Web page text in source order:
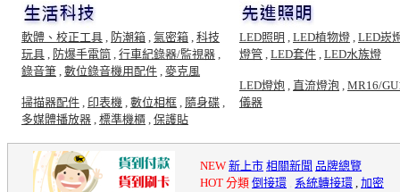
軟體、校正工具 , 防潮箱 , 氣密箱 , 科技
玩具 , 防爆手電筒 , 行車紀錄器/監視器 ,
錄音筆 , 數位錄音機用配件 , 麥克風
掃描器配件 , 印表機 , 數位相框 , 隨身碟 ,
多媒體播放器 , 標準機櫃 , 保護貼
LED照明 , LED植物燈 , LED崁
燈管 , LED套件 , LED水族燈
LED燈炮 , 直流燈泡 , MR16/
儀器
NEW 新上市 相關新聞 品牌總覽
HOT 分類 倒接環 系統轉接環 , 加密